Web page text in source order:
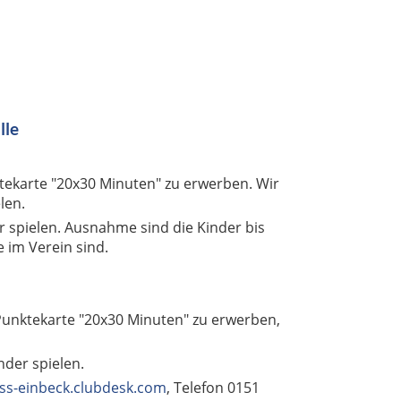
"20x30 Minuten" zu erwerben. Wir
Ausnahme sind die Kinder bis
im Verein sind.
"20x30 Minuten" zu erwerben,
spielen.
einbeck.clubdesk.com, Telefon 0151